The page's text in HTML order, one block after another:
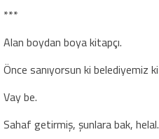
***
Alan boydan boya kitapçı.
Önce sanıyorsun ki belediyemiz
Vay be.
Sahaf getirmiş, şunlara bak, helal.